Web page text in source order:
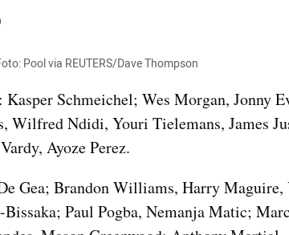
Pool via REUTERS/Dave Thompson
Schmeichel; Wes Morgan, Jonny
Wilfred Ndidi, Youri Tielemans, James
Ayoze Perez.
Gea; Brandon Williams, Harry
Paul Pogba, Nemanja Matic;